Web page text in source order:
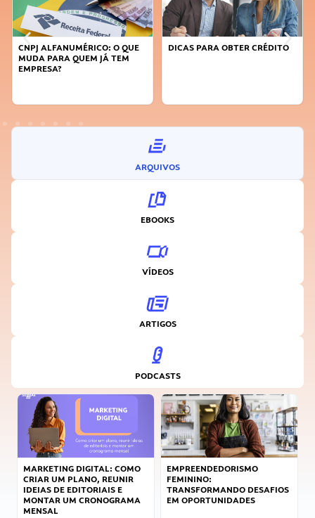
CNPJ ALFANUMÉRICO: O QUE
MUDA PARA QUEM JÁ TEM
EMPRESA?
DICAS PARA OBTER CRÉDITO
ARQUIVOS
EBOOKS
VÍDEOS
ARTIGOS
PODCASTS
MARKETING DIGITAL: COMO
CRIAR UM PLANO, REUNIR
IDEIAS DE EDITORIAIS E
MONTAR UM CRONOGRAMA
MENSAL
EMPREENDEDORISMO
FEMININO:
TRANSFORMANDO DESAFIOS
EM OPORTUNIDADES